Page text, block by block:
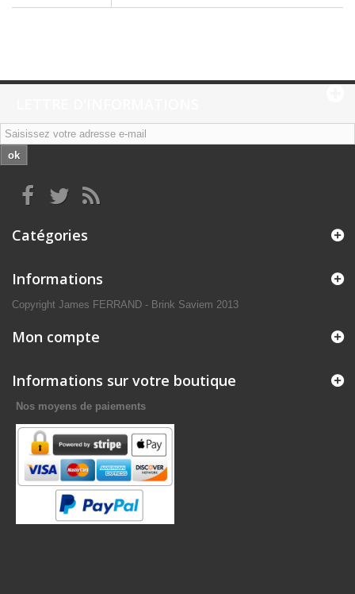
ok
Catégories
Informations
Copyright James FERRAND - Brink Saviem 2013
Mon compte
Informations sur votre boutique
Nos moyens de paiements